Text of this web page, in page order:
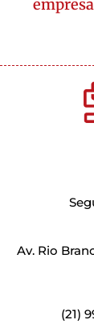
empresa
Av. Rio
(21)